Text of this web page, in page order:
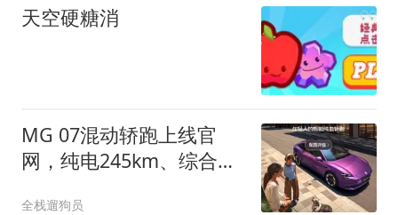
天空硬糖消
MG 07混动轿跑上线官
网，纯电245km、综合
全栈遛狗员